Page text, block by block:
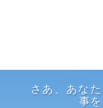
さあ、あな
事を